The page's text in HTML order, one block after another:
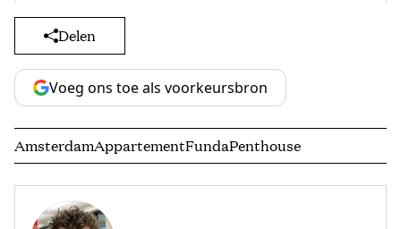
Delen
Voeg ons toe als voorkeursbron
AmsterdamAppartementFundaPenthouse